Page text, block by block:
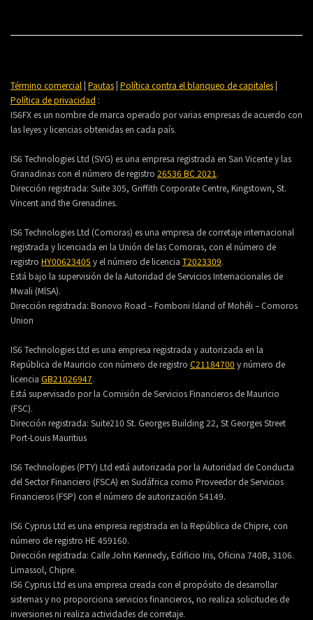
Término comercial | Pautas| Política contra el blanqueo de capitales|
Política de privacidad :
IS6FX es un nombre de marca operado por varias empresas de acuerdo con
las leyes y licencias obtenidas en cada país.
IS6 Technologies Ltd (SVG) es una empresa registrada en San Vicente y las
Granadinas con el número de registro 26536 BC 2021.
Dirección registrada: Suite 305, Griffith Corporate Centre, Kingstown, St.
Vincent and the Grenadines.
IS6 Technologies Ltd (Comoras) es una empresa de corretaje internacional
registrada y licenciada en la Unión de las Comoras, con el número de
registro HY00623405 y el número de licencia T2023309.
Está bajo la supervisión de la Autoridad de Servicios Internacionales de
Mwali (MlSA).
Dirección registrada: Bonovo Road – Fomboni Island of Mohéli – Comoros
Union
IS6 Technologies Ltd es una empresa registrada y autorizada en la
República de Mauricio con número de registro C21184700 y número de
licencia GB21026947.
Está supervisado por la Comisión de Servicios Financieros de Mauricio
(FSC).
Dirección registrada: Suite210 St. Georges Building 22, St Georges Street
Port-Louis Mauritius
IS6 Technologies (PTY) Ltd está autorizada por la Autoridad de Conducta
del Sector Financiero (FSCA) en Sudáfrica como Proveedor de Servicios
Financieros (FSP) con el número de autorización 54149.
IS6 Cyprus Ltd es una empresa registrada en la República de Chipre, con
número de registro HE 459160.
Dirección registrada: Calle John Kennedy, Edificio Iris, Oficina 740B, 3106.
Limassol, Chipre.
IS6 Cyprus Ltd es una empresa creada con el propósito de desarrollar
sistemas y no proporciona servicios financieros, no realiza solicitudes de
inversiones ni realiza actividades de corretaje.